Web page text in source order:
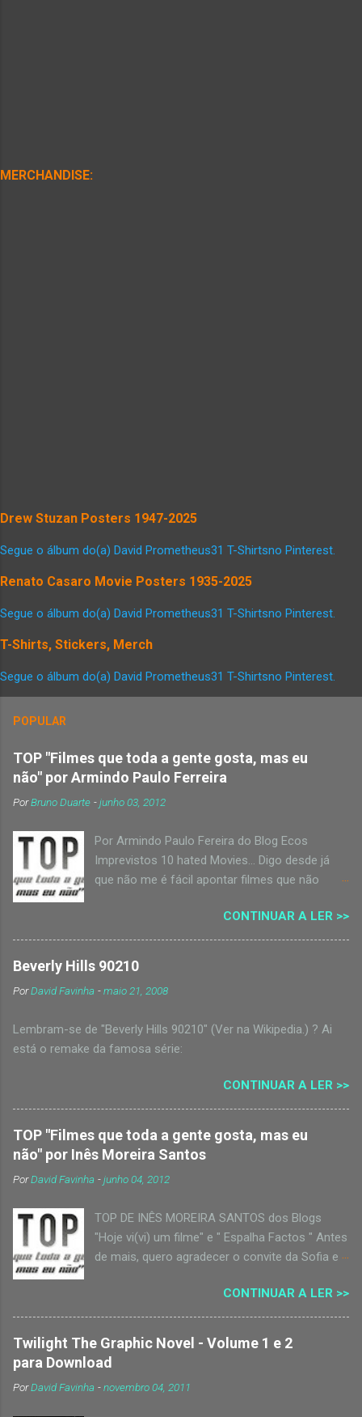
MERCHANDISE:
Drew Stuzan Posters 1947-2025
Segue o álbum do(a) David Prometheus31 T-Shirtsno Pinterest.
Renato Casaro Movie Posters 1935-2025
Segue o álbum do(a) David Prometheus31 T-Shirtsno Pinterest.
T-Shirts, Stickers, Merch
Segue o álbum do(a) David Prometheus31 T-Shirtsno Pinterest.
POPULAR
TOP "Filmes que toda a gente gosta, mas eu
não" por Armindo Paulo Ferreira
PorBruno Duarte -junho 03, 2012
Por Armindo Paulo Fereira do Blog Ecos
Imprevistos 10 hated Movies… Digo desde já
que não me é fácil apontar filmes que não
pois tento sempre perceber o que ali foi feito,
para quem é feito, com que nível e até que
capacidades teriam os envolvidos na feitura de
mas que não digo também que os odeie… pelo
aprecie e onde possa destilar os meus ódios…
não foi fácil. Mas aí está a lista que me foi
(2001) É assim, tem Julia Roberts e Brad Pitt e
nunca percebi porque tanta gente diz que é fixe
só porque tem . Para mim, nada funciona
"nisto". Curiosamente, sinto-me
Love". Não mesmo! Jackass: The Movie de
Jeff Tremaine (2002) A geração MTV idolatra
isto… mas não consigo melhorar o que sinto
sobre esta tremenda mer...
CONTINUAR A LER >>
Beverly Hills 90210
PorDavid Favinha -maio 21, 2008
Lembram-se de "Beverly Hills 90210" (Ver na Wikipedia.) ? Ai
está o remake da famosa série:
CONTINUAR A LER >>
TOP "Filmes que toda a gente gosta, mas eu
não" por Inês Moreira Santos
PorDavid Favinha -junho 04, 2012
TOP DE INÊS MOREIRA SANTOS dos Blogs
"Hoje vi(vi) um filme" e " Espalha Factos " Antes
de mais, quero agradecer o convite da Sofia e
cinco filmes mais recentes. Aqui estão eles,
por ordem cronológica. Titanic, de James
Cameron (1997) Um drama romântico que
poderá suscitar alguns ódios, especialmente da
novela de grande orçamento. Que me
CONTINUAR A LER >>
Twilight The Graphic Novel - Volume 1 e 2
para Download
PorDavid Favinha -novembro 04, 2011